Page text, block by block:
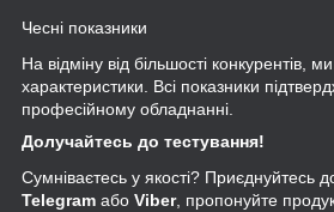
Чесні показники
На відміну від більшості конкурентів,
характеристики. Всі показники
професійному обладнанні.
Долучайтесь до тестування!
Сумніваєтесь у якості? Приєднуйтесь
Telegram або Viber, пропонуйте